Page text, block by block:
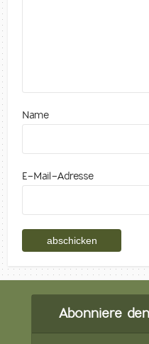
Name
E-Mail-Adresse
Abonniere